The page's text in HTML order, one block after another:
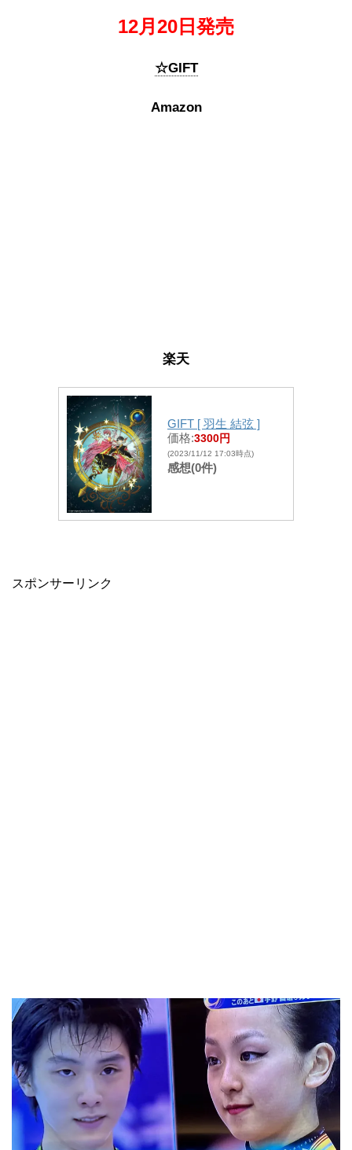
12月20日発売
☆GIFT
Amazon
楽天
GIFT [ 羽生 結弦 ]
価格:3300円
(2023/11/12 17:03時点)
感想(0件)
スポンサーリンク